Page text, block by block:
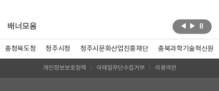
배너모음
충청북도청 청주시청 청주시문화산업진흥재단 충북과학기술혁신원
개인정보보호정책 이메일무단수집거부 이용약관